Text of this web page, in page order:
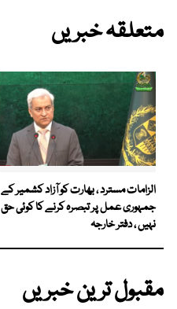
متعلقہ خبریں
الزامات مسترد ، بھارت کو آزاد کشمیر کے
جمہوری عمل پر تبصرہ کرنے کا کوئی حق
نہیں ، دفتر خارجہ
مقبول ترین خبریں